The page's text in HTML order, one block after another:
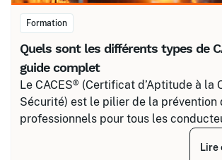
Formation
Quels sont les différents types de
guide complet
Le CACES® (Certificat d’Aptitude à la
Sécurité) est le pilier de la prévention
professionnels pour tous les
Depuis la réforme de 2020, il
grandes familles d’équipements,
Lire